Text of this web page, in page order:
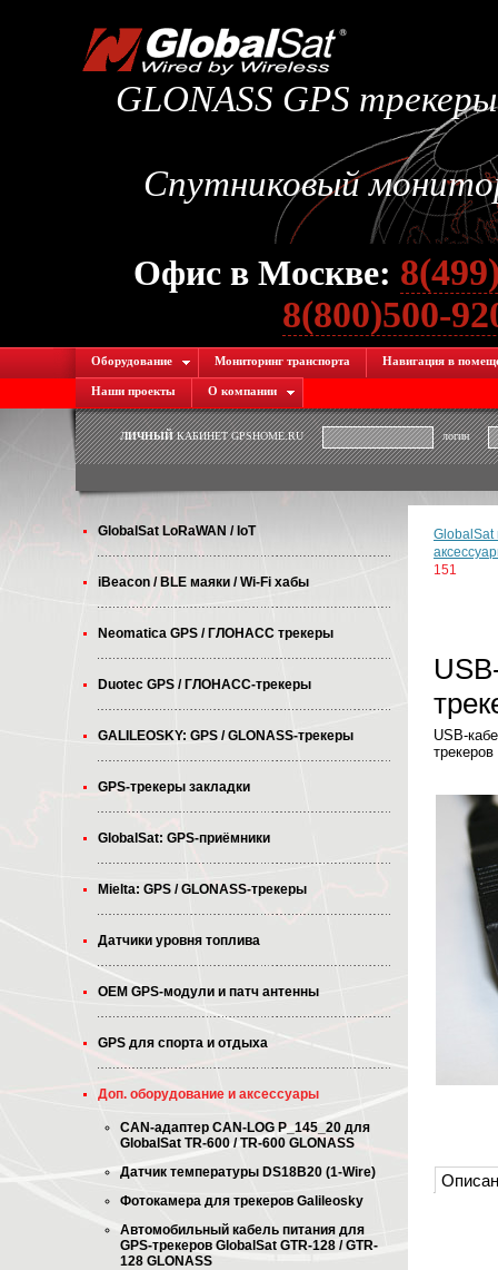
GLONASS GPS
Спутниковый
Офис в Москве:
8(800)500-
Оборудование Мониторинг транспорта Навигация в
Наши проекты О компании
ЛИЧНЫЙКАБИНЕТ GPSHOME.RU логин
GlobalSat LoRaWAN / IoT
iBeacon / BLE маяки / Wi-Fi хабы
Neomatica GPS / ГЛОНАСС трекеры
Duotec GPS / ГЛОНАСС-трекеры
GALILEOSKY: GPS / GLONASS-трекеры
GPS-трекеры закладки
GlobalSat: GPS-приёмники
Mielta: GPS / GLONASS-трекеры
Датчики уровня топлива
OEM GPS-модули и патч антенны
GPS для спорта и отдыха
Доп. оборудование и аксессуары
CAN-адаптер CAN-LOG P_145_20 для
GlobalSat TR-600 / TR-600 GLONASS
Датчик температуры DS18B20 (1-Wire)
Фотокамера для трекеров Galileosky
Автомобильный кабель питания для
GPS-трекеров GlobalSat GTR-128 / GTR-
128 GLONASS
GlobalSat
151
USB-